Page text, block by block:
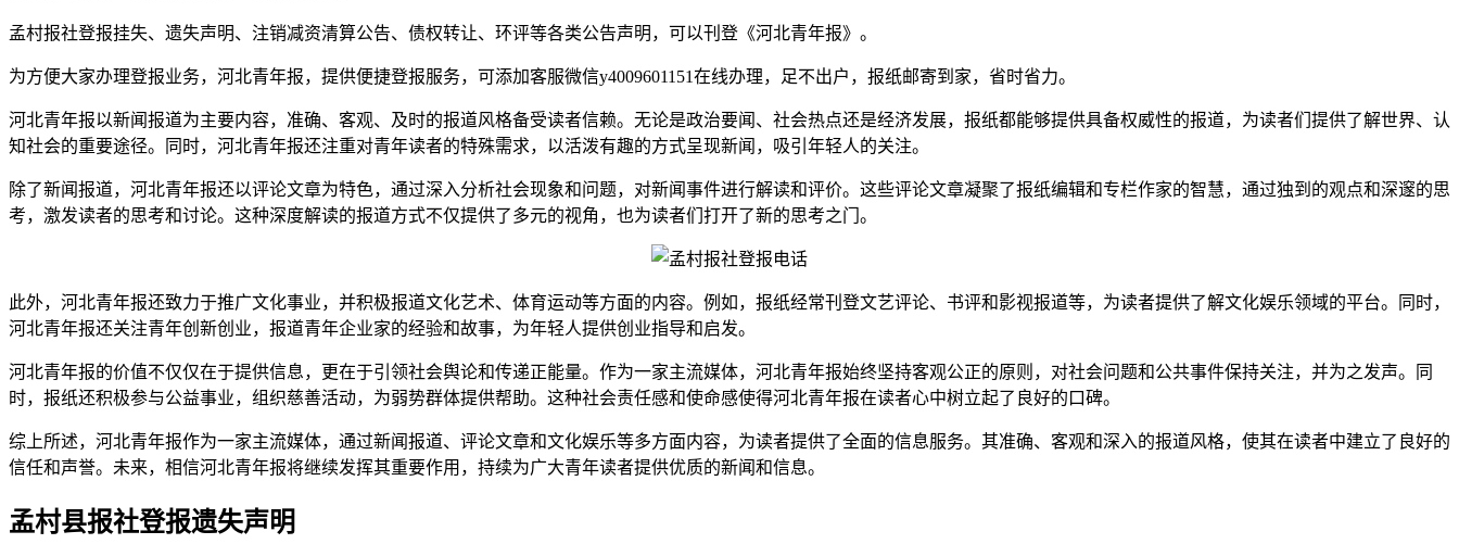
孟村报社登报挂失、遗失声明、注销减资清算公告、债权转让、环评等各类公告声明，可以刊登《河北青年报》。
为方便大家办理登报业务，河北青年报，提供便捷登报服务，可添加客服微信y4009601151在线办理，足不出户，报纸邮寄到家，省时省力。
河北青年报以新闻报道为主要内容，准确、客观、及时的报道风格备受读者信赖。无论是政治要闻、社会热点还是经济发展，报纸都能够提供具备权威性的报道，为读者们提供了解世界、认
知社会的重要途径。同时，河北青年报还注重对青年读者的特殊需求，以活泼有趣的方式呈现新闻，吸引年轻人的关注。
除了新闻报道，河北青年报还以评论文章为特色，通过深入分析社会现象和问题，对新闻事件进行解读和评价。这些评论文章凝聚了报纸编辑和专栏作家的智慧，通过独到的观点和深邃的思
考，激发读者的思考和讨论。这种深度解读的报道方式不仅提供了多元的视角，也为读者们打开了新的思考之门。
此外，河北青年报还致力于推广文化事业，并积极报道文化艺术、体育运动等方面的内容。例如，报纸经常刊登文艺评论、书评和影视报道等，为读者提供了解文化娱乐领域的平台。同时，
河北青年报还关注青年创新创业，报道青年企业家的经验和故事，为年轻人提供创业指导和启发。
河北青年报的价值不仅仅在于提供信息，更在于引领社会舆论和传递正能量。作为一家主流媒体，河北青年报始终坚持客观公正的原则，对社会问题和公共事件保持关注，并为之发声。同
时，报纸还积极参与公益事业，组织慈善活动，为弱势群体提供帮助。这种社会责任感和使命感使得河北青年报在读者心中树立起了良好的口碑。
综上所述，河北青年报作为一家主流媒体，通过新闻报道、评论文章和文化娱乐等多方面内容，为读者提供了全面的信息服务。其准确、客观和深入的报道风格，使其在读者中建立了良好的
信任和声誉。未来，相信河北青年报将继续发挥其重要作用，持续为广大青年读者提供优质的新闻和信息。
孟村县报社登报遗失声明